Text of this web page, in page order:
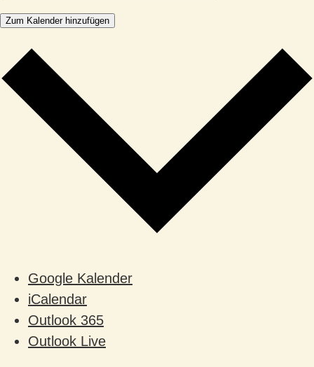
Zum Kalender hinzufügen
Google Kalender
iCalendar
Outlook 365
Outlook Live